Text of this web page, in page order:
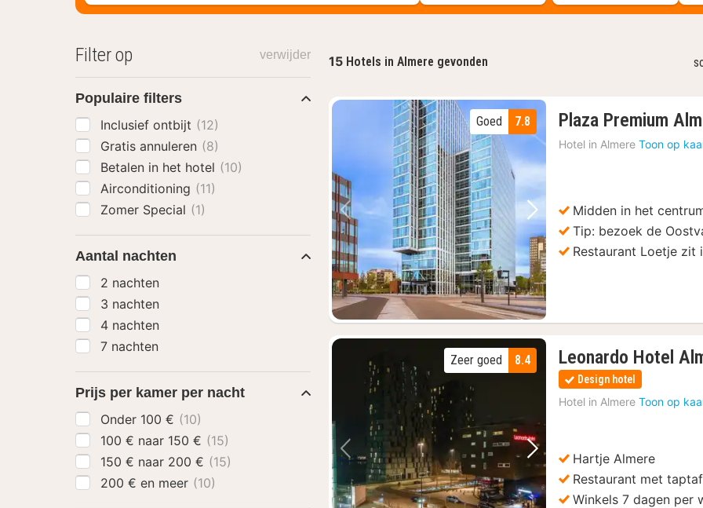
15 Hotels in Almere gevonden
Vorige foto Volgende foto
7.8
Goed Plaza Premium
Hotel in Almere Toon op
Midden in het
Tip: bezoek de
Restaurant Loetje zit
Vorige foto Volgende foto
8.4
Zeer goed Leonardo Hotel
Design hotel
Hotel in Almere Toon op
Hartje Almere
Restaurant met
Winkels 7 dagen per
Filter op verwijder
Populaire filters
Inclusief ontbijt (12)
Gratis annuleren (8)
Betalen in het hotel (10)
Airconditioning (11)
Zomer Special (1)
Aantal nachten
2 nachten
3 nachten
4 nachten
7 nachten
Prijs per kamer per nacht
Onder 100 € (10)
100 € naar 150 € (15)
150 € naar 200 € (15)
200 € en meer (10)